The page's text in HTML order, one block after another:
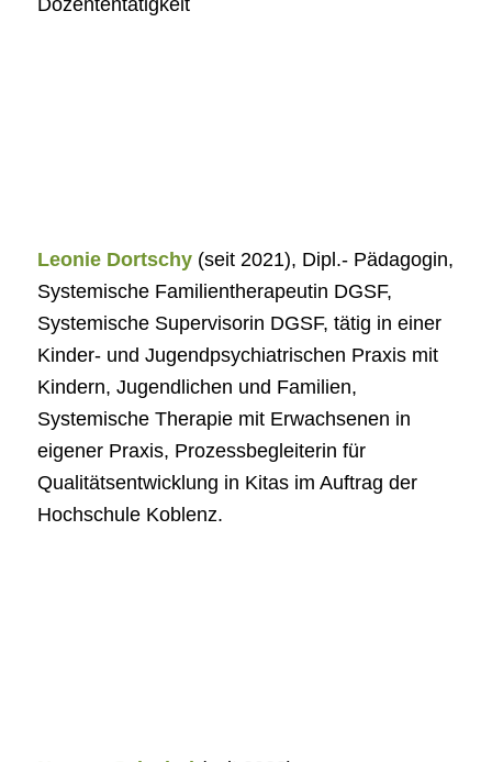
Dozententätigkeit
Leonie Dortschy (seit 2021), Dipl.- Pädagogin,
Systemische Familientherapeutin DGSF,
Systemische Supervisorin DGSF, tätig in einer
Kinder- und Jugendpsychiatrischen Praxis mit
Kindern, Jugendlichen und Familien,
Systemische Therapie mit Erwachsenen in
eigener Praxis, Prozessbegleiterin für
Qualitätsentwicklung in Kitas im Auftrag der
Hochschule Koblenz.